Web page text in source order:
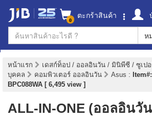
0 ตะกร้าสินค้า
ห
หน้าแรก
เดสก์ท็อป / ออลอินวัน / มินิพีซี / ซูเป
บุคคล
คอมพิวเตอร์ ออลอินวัน Asus :
BPC088WA [ 6,495 view ]
ALL-IN-ONE (ออลอินวั